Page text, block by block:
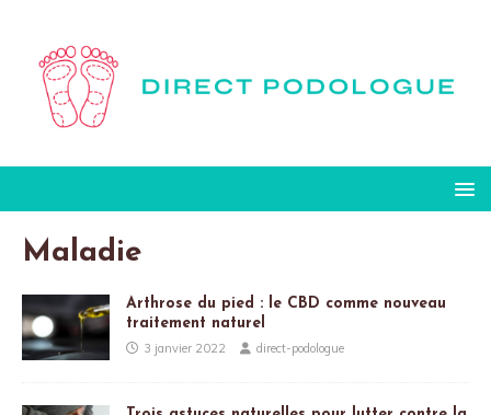
Maladie
Arthrose du pied : le CBD comme nouveau
traitement naturel
3 janvier 2022 direct-podologue